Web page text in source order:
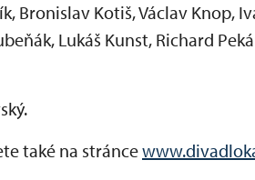
Bronislav Kotiš, Václav Knop,
Lukáš Kunst, Richard
také na stránce